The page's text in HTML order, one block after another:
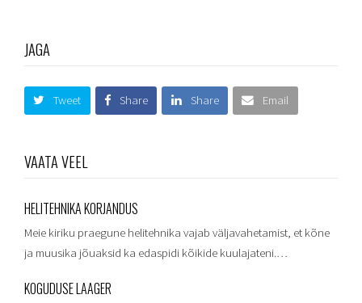
JAGA
Tweet Share Share Email
VAATA VEEL
HELITEHNIKA KORJANDUS
Meie kiriku praegune helitehnika vajab väljavahetamist, et kõne
ja muusika jõuaksid ka edaspidi kõikide kuulajateni.…
KOGUDUSE LAAGER